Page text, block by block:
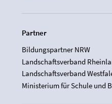
Partner
Bildungspartner NRW
Landschaftsverband
Landschaftsverband
Ministerium für Schule und